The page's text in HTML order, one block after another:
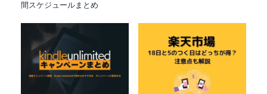
間スケジュールまとめ